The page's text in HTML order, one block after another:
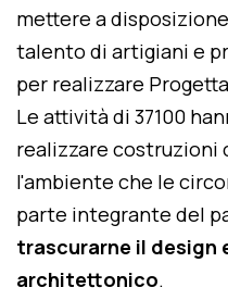
mettere a
talento di artigiani e
per realizzare
Le attività di 37100
realizzare costruzioni
l'ambiente che le
parte integrante del
trascurarne il design
architettonico.